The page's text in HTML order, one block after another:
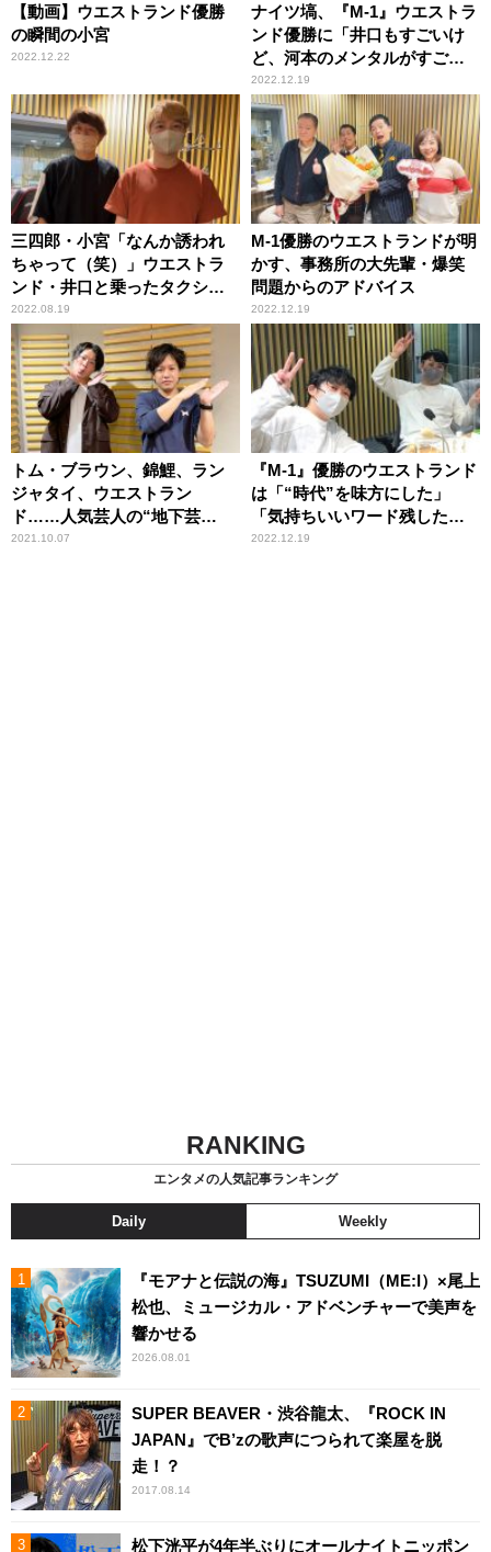
【動画】ウエストランド優勝
の瞬間の小宮
2022.12.22
ナイツ塙、『M-1』ウエストラ
ンド優勝に「井口もすごいけ
ど、河本のメンタルがすご
い」
2022.12.19
三四郎・小宮「なんか誘われ
ちゃって（笑）」ウエストラ
ンド・井口と乗ったタクシー
で珍事
2022.08.19
M-1優勝のウエストランドが明
かす、事務所の大先輩・爆笑
問題からのアドバイス
2022.12.19
トム・ブラウン、錦鯉、ラン
ジャタイ、ウエストラン
ド……人気芸人の“地下芸
人”時代の芸風をぺこぱが回顧
2021.10.07
『M-1』優勝のウエストランド
は「“時代”を味方にした」
「気持ちいいワード残した」
ノンスタ石田・井上が語る
2022.12.19
RANKING
エンタメの人気記事ランキング
Daily Weekly
『モアナと伝説の海』TSUZUMI（ME:I）×尾上
松也、ミュージカル・アドベンチャーで美声を
響かせる
2026.08.01
SUPER BEAVER・渋谷龍太、『ROCK IN
JAPAN』でB’zの歌声につられて楽屋を脱
走！？
2017.08.14
松下洸平が4年半ぶりにオールナイトニッポン